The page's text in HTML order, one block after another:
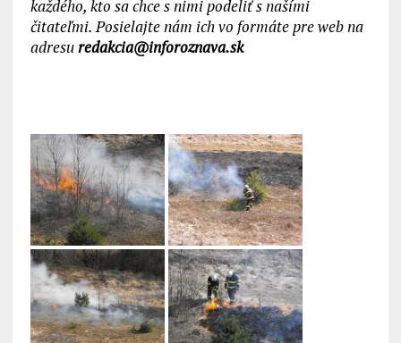
každého, kto sa chce s nimi podeliť s našími
čitateľmi. Posielajte nám ich vo formáte pre web na
adresuredakcia@inforoznava.sk